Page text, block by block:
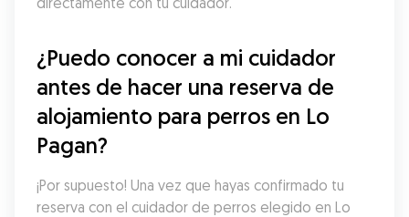
¿Puedo conocer a mi cuidador
antes de hacer una reserva de
alojamiento para perros en Lo
Pagan?
¡Por supuesto! Una vez que hayas confirmado tu
reserva con el cuidador de perros elegido en Lo